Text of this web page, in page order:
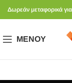
Δωρεάν μεταφορικά
ΜΕΝΟΎ